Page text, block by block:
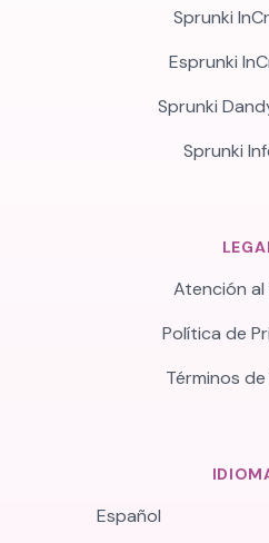
Sprunki
Esprunki
Sprunki
Sprunki
Atención al
Política de
Términos
Español